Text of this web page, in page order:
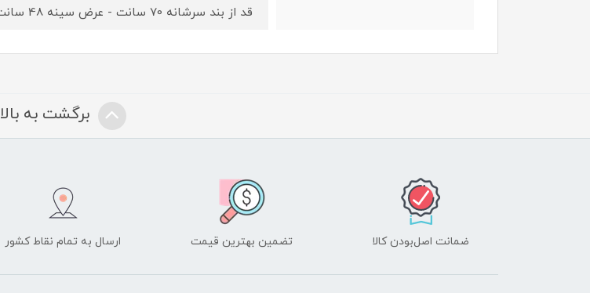
قد از بند سرشانه 70 سانت - عرض سینه 48 سانت
برگشت به بالا
ضمانت اصل‌بودن کالا تضمین بهترین قیمت ارسال به تمام نقاط کشور